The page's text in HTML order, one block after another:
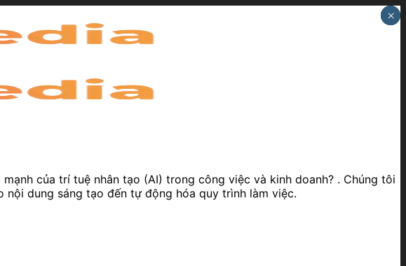
của trí tuệ nhân tạo (AI) trong công việc và kinh doanh? . Chúng tôi
dung sáng tạo đến tự động hóa quy trình làm việc.
×
×
×